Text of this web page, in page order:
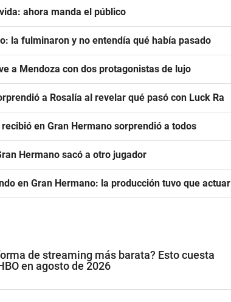
ahora manda el público
la fulminaron y no entendía qué había pasado
a Mendoza con dos protagonistas de lujo
a Rosalía al revelar qué pasó con Luck Ra
en Gran Hermano sorprendió a todos
Hermano sacó a otro jugador
en Gran Hermano: la producción tuvo que actuar
de streaming más barata? Esto cuesta
en agosto de 2026